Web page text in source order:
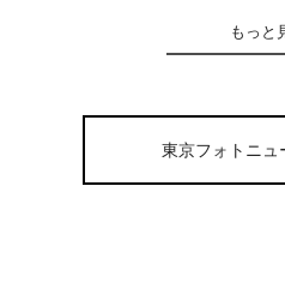
もっと
東京フォトニュ